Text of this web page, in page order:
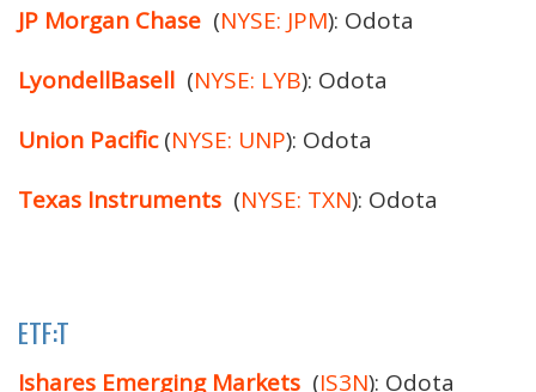
JP Morgan Chase (NYSE: JPM): Odota
LyondellBasell (NYSE: LYB): Odota
Union Pacific (NYSE: UNP): Odota
Texas Instruments (NYSE: TXN): Odota
ETF:T
Ishares Emerging Markets (IS3N): Odota